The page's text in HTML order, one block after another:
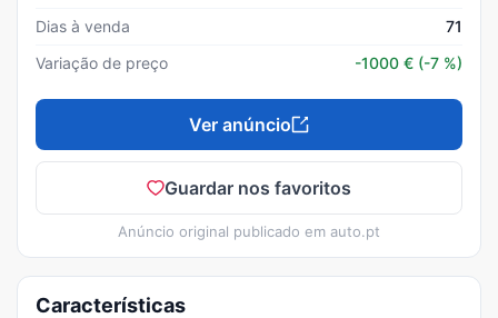
Dias à venda
71
Variação de preço
-1000 € (-7 %)
Ver anúncio
Guardar nos favoritos
Anúncio original publicado em auto.pt
Características